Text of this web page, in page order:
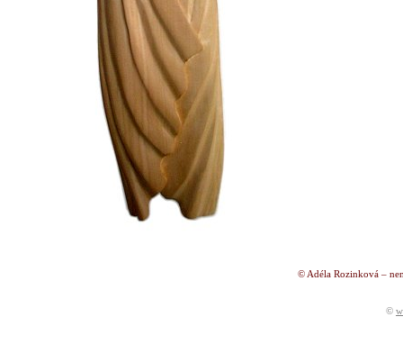
© Adéla Rozinková –
©